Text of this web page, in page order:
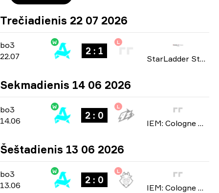
Trečiadienis 22 07 2026
bo3 -bo3
22.07
W
2 : 1
L
StarLadder StarSeries: European Qualifier Fall 2026
Sekmadienis 14 06 2026
bo3
bo3
14.06
W
2 : 0
L
IEM: Cologne Major 2026
Šeštadienis 13 06 2026
bo3
bo3
13.06
W
2 : 0
L
IEM: Cologne Major 2026